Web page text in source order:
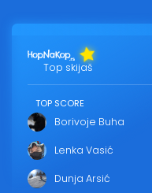
Top skijaš
TOP SCORE
Borivoje Buha
Lenka Vasić
Dunja Arsić